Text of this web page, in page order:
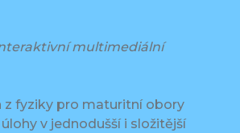
multimediální
z fyziky pro maturitní obory
v jednodušší i složitější